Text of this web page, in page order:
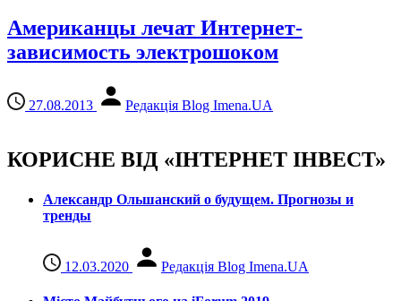
Американцы лечат Интернет-
зависимость электрошоком
27.08.2013 Редакція Blog Imena.UA
КОРИСНЕ ВІД «ІНТЕРНЕТ ІНВЕСТ»
Александр Ольшанский о будущем. Прогнозы и
тренды
12.03.2020 Редакція Blog Imena.UA